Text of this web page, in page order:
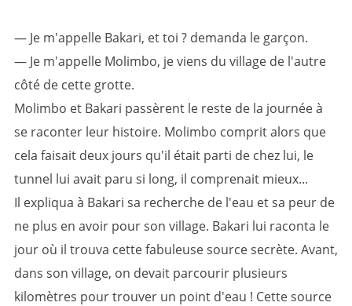
— Je m'appelle Bakari, et toi ? demanda le garçon.
— Je m'appelle Molimbo, je viens du village de l'autre
côté de cette grotte.
Molimbo et Bakari passèrent le reste de la journée à
se raconter leur histoire. Molimbo comprit alors que
cela faisait deux jours qu'il était parti de chez lui, le
tunnel lui avait paru si long, il comprenait mieux...
Il expliqua à Bakari sa recherche de l'eau et sa peur de
ne plus en avoir pour son village. Bakari lui raconta le
jour où il trouva cette fabuleuse source secrète. Avant,
dans son village, on devait parcourir plusieurs
kilomètres pour trouver un point d'eau ! Cette source